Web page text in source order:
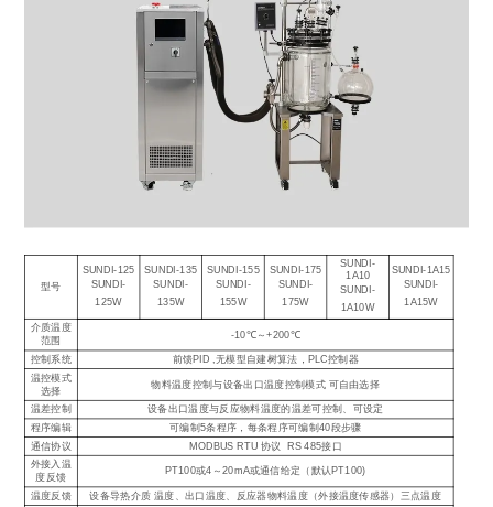
型号
SUNDI-125
SUNDI-
125W
SUNDI-135
SUNDI-
135W
SUNDI-155
SUNDI-
155W
SUNDI-175
SUNDI-
175W
SUNDI-
1A10
SUNDI-
1A10W
SUNDI-1A15
SUNDI-
1A15W
介质温度
范围
-10℃～+200℃
控制系统
前馈PID ,无模型自建树算法，PLC控制器
温控模式
选择
物料温度控制与设备出口温度控制模式 可自由选择
温差控制
设备出口温度与反应物料温度的温差可控制、可设定
程序编辑
可编制5条程序，每条程序可编制40段步骤
通信协议 MODBUS RTU 协议 RS 485接口
外接入温
度反馈
PT100或4～20mA或通信给定（默认PT100)
温度反馈 设备导热介质 温度、出口温度、反应器物料温度（外接温度传感器）三点温度